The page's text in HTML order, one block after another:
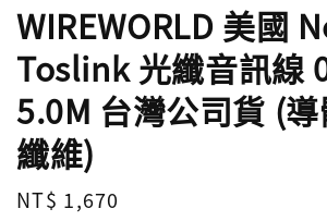
WIREWORLD 美國
Toslink 光纖音訊線
5.0M 台灣公司貨 (
纖維)
Regular
NT$ 1,670